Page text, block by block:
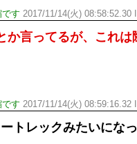
す 2017/11/14(火) 08:58:52.30
か言ってるが、これ
す 2017/11/14(火) 08:59:16.32
トレックみたいにな